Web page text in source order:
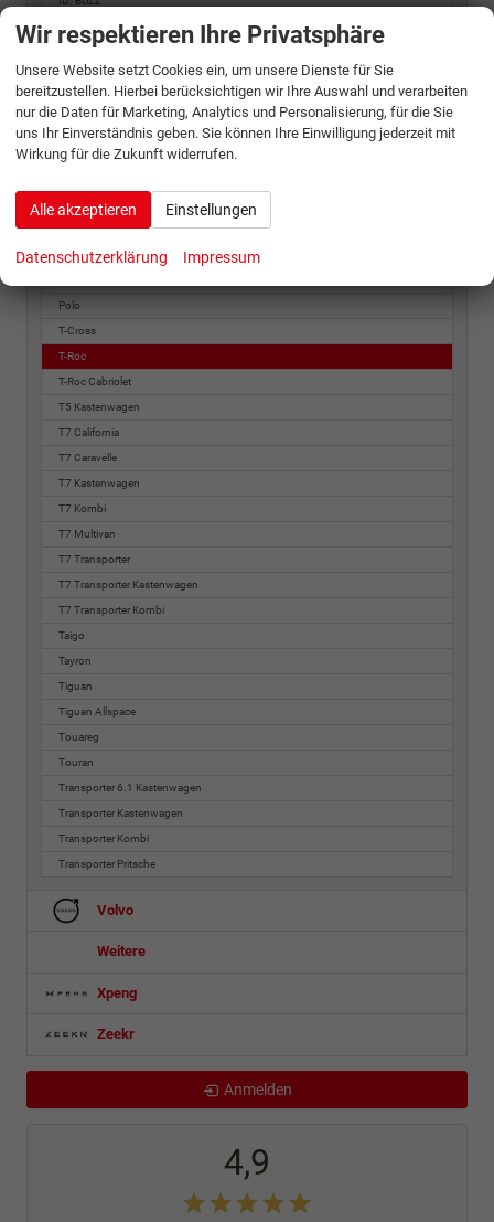
ID. BUZZ Cargo
ID. Cross
ID. Polo
ID.3 Neo
ID.4
ID.7
Multivan
Passat
Polo
T-Cross
T-Roc
T-Roc Cabriolet
T5 Kastenwagen
T7 California
T7 Caravelle
T7 Kastenwagen
T7 Kombi
T7 Multivan
T7 Transporter
T7 Transporter Kastenwagen
T7 Transporter Kombi
Taigo
Tayron
Tiguan
Tiguan Allspace
Touareg
Touran
Transporter 6.1 Kastenwagen
Transporter Kastenwagen
Transporter Kombi
Transporter Pritsche
Volvo
Weitere
Xpeng
Zeekr
Anmelden
4,9
Wir respektieren Ihre Privatsphäre
Unsere Website setzt Cookies ein, um unsere Dienste für Sie
bereitzustellen. Hierbei berücksichtigen wir Ihre Auswahl und verarbeiten
nur die Daten für Marketing, Analytics und Personalisierung, für die Sie
uns Ihr Einverständnis geben. Sie können Ihre Einwilligung jederzeit mit
Wirkung für die Zukunft widerrufen.
Alle akzeptieren Einstellungen
Datenschutzerklärung Impressum